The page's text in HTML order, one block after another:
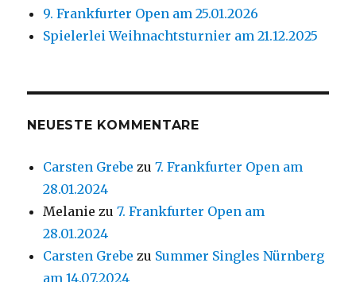
9. Frankfurter Open am 25.01.2026
Spielerlei Weihnachtsturnier am 21.12.2025
NEUESTE KOMMENTARE
Carsten Grebe zu7. Frankfurter Open am
28.01.2024
Melanie zu7. Frankfurter Open am
28.01.2024
Carsten Grebe zu Summer Singles Nürnberg
am 14.07.2024